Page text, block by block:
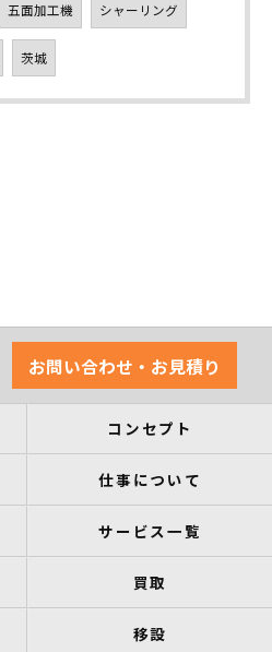
五面加工機 シャーリング
茨城
お問い合わせ・お見積り
コンセプト
仕事について
サービス一覧
買取
移設